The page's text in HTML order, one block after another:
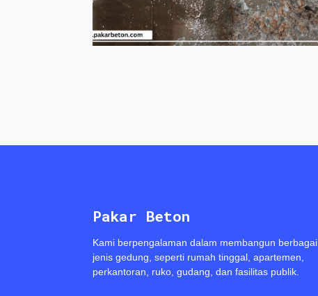
Pakar Beton
Kami berpengalaman dalam membangun berbagai
jenis gedung, seperti rumah tinggal, apartemen,
perkantoran, ruko, gudang, dan fasilitas publik.